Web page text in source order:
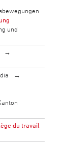
und
du travail